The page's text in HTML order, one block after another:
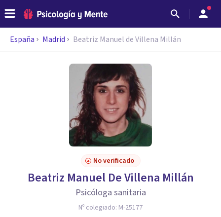
España Madrid Beatriz Manuel de Villena Millán
No verificado
Beatriz Manuel De Villena Millán
Psicóloga sanitaria
Nº colegiado: M-25177